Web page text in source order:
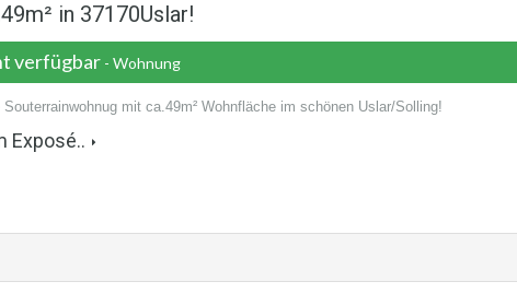
in 37170Uslar!
verfügbar - Wohnung
Souterrainwohnug mit ca.49m² Wohnfläche im schönen Uslar/Solling!
Exposé..